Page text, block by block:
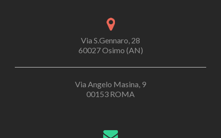
Via S.Gennaro, 28
60027 Osimo (AN)
Via Angelo Masina, 9
00153 ROMA